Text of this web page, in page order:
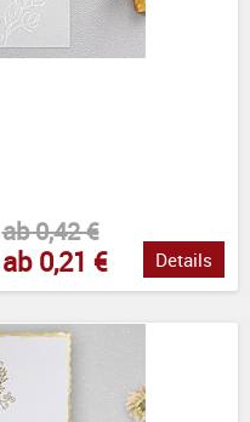
ab 0,42 €
ab 0,21 € Details